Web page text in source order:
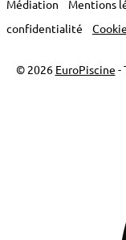
Médiation Mentions
confidentialité
© 2026 EuroPiscine -